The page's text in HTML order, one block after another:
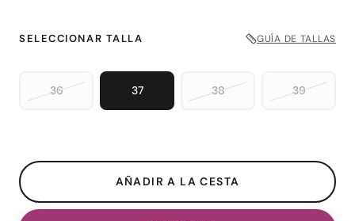
SELECCIONAR TALLA GUÍA DE TALLAS
36 37 38 39